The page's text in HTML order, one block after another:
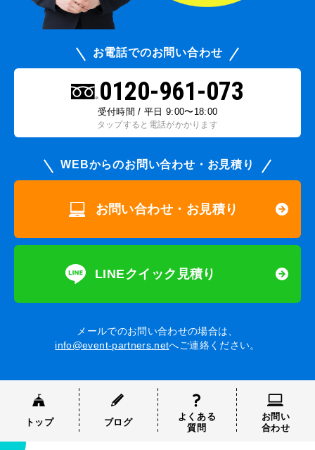
お電話でのお問い合わせ
0120-961-073
受付時間 / 平日 9:00〜18:00
タップすると電話がかかります
WEBからのお問い合わせ・お見積り
お問い合わせ・お見積り
LINEクイック見積り
メールでのお問い合わせの場合は、
info@event-partners.netへご連絡ください。
トップ ブログ
よくある
質問
お問い
合わせ